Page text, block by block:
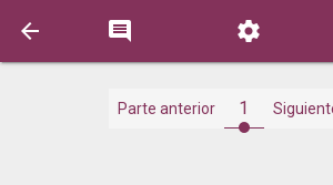
  
Parte anterior 1